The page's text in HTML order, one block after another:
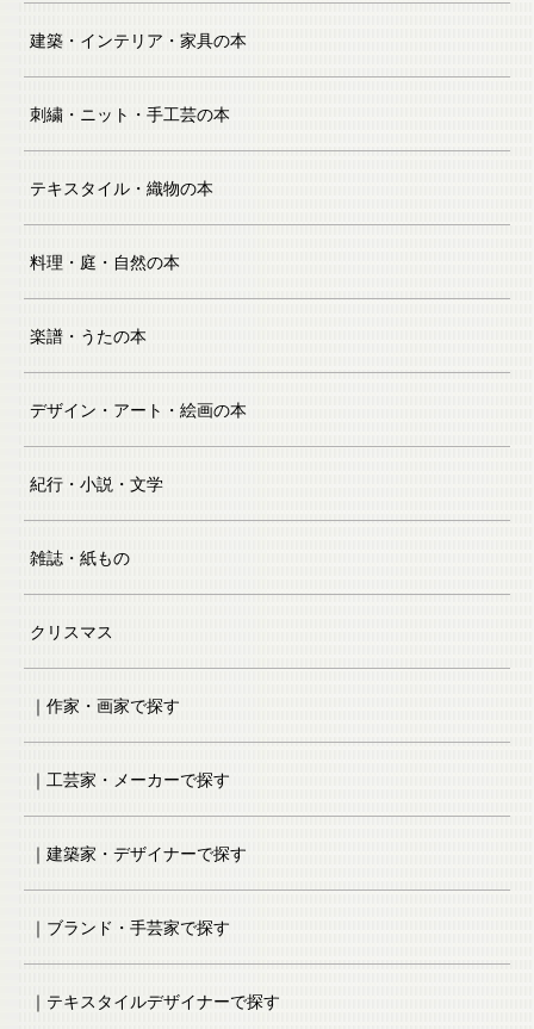
建築・インテリア・家具の本
刺繍・ニット・手工芸の本
テキスタイル・織物の本
料理・庭・自然の本
楽譜・うたの本
デザイン・アート・絵画の本
紀行・小説・文学
雑誌・紙もの
クリスマス
｜作家・画家で探す
｜工芸家・メーカーで探す
｜建築家・デザイナーで探す
｜ブランド・手芸家で探す
｜テキスタイルデザイナーで探す